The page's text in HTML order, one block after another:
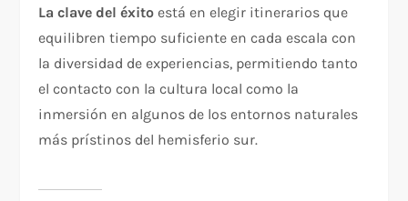
La clave del éxito está en elegir itinerarios que
equilibren tiempo suficiente en cada escala con
la diversidad de experiencias, permitiendo tanto
el contacto con la cultura local como la
inmersión en algunos de los entornos naturales
más prístinos del hemisferio sur.